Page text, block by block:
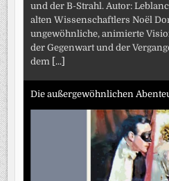
und der B-Strahl. Autor:
alten Wissenschaftlers Noël
ungewöhnliche, animierte
der Gegenwart und der
dem [...]
Die außergewöhnlichen